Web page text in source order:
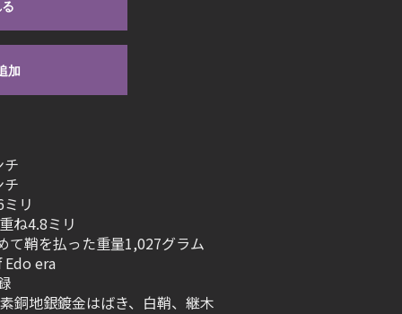
加
リ
ね4.8ミリ
鞘を払った重量1,027グラム
era
銅地銀鍍金はばき、白鞘、継木